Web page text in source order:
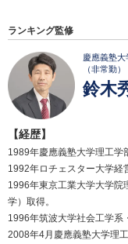
ランキング監修
慶應義塾
（非常勤）
鈴木
【経歴】
1989年慶應義塾大学理工学
1992年ロチェスター大学経
1996年東京工業大学大学院
学）取得。
1996年筑波大学社会工学系
2008年4月慶應義塾大学理